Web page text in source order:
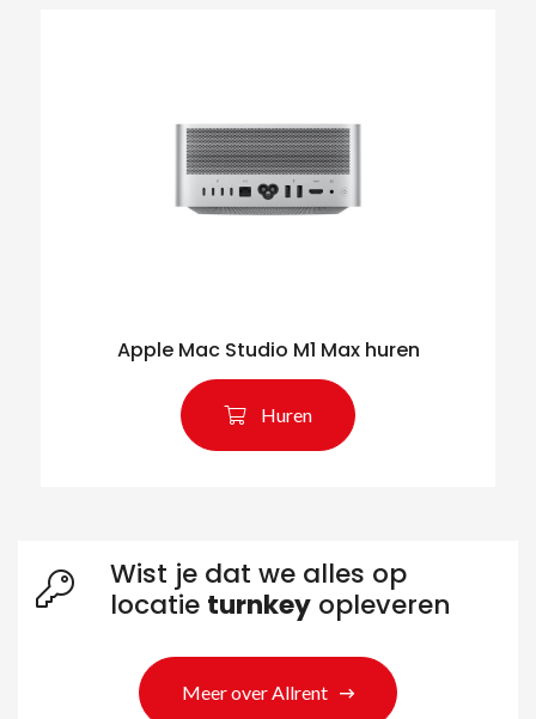
Apple Mac Studio M1 Max huren
Huren
Wist je dat we alles op
locatie turnkey opleveren
Meer over Allrent